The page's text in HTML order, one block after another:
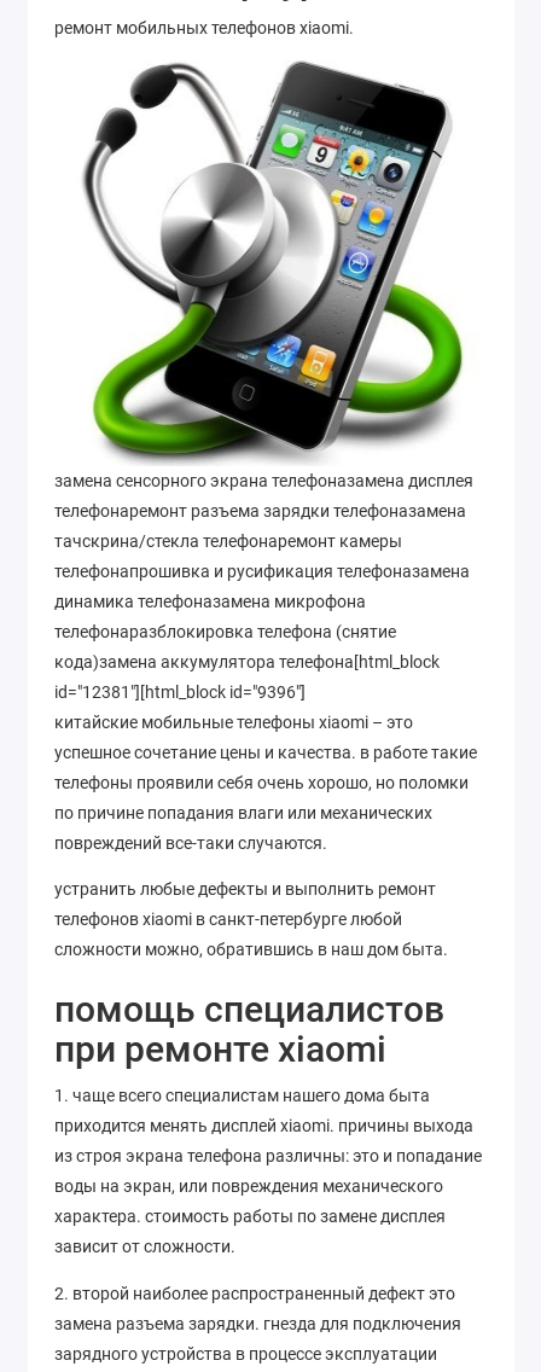
ремонт мобильных телефонов xiaomi.
замена сенсорного экрана телефоназамена дисплея
телефонаремонт разъема зарядки телефоназамена
тачскрина/стекла телефонаремонт камеры
телефонапрошивка и русификация телефоназамена
динамика телефоназамена микрофона
телефонаразблокировка телефона (снятие
кода)замена аккумулятора телефона[html_block
id="12381"][html_block id="9396"]
китайские мобильные телефоны xiaomi – это
успешное сочетание цены и качества. в работе такие
телефоны проявили себя очень хорошо, но поломки
по причине попадания влаги или механических
повреждений все-таки случаются.
устранить любые дефекты и выполнить ремонт
телефонов xiaomi в санкт-петербурге любой
сложности можно, обратившись в наш дом быта.
помощь специалистов
при ремонте xiaomi
1. чаще всего специалистам нашего дома быта
приходится менять дисплей xiaomi. причины выхода
из строя экрана телефона различны: это и попадание
воды на экран, или повреждения механического
характера. стоимость работы по замене дисплея
зависит от сложности.
2. второй наиболее распространенный дефект это
замена разъема зарядки. гнезда для подключения
зарядного устройства в процессе эксплуатации